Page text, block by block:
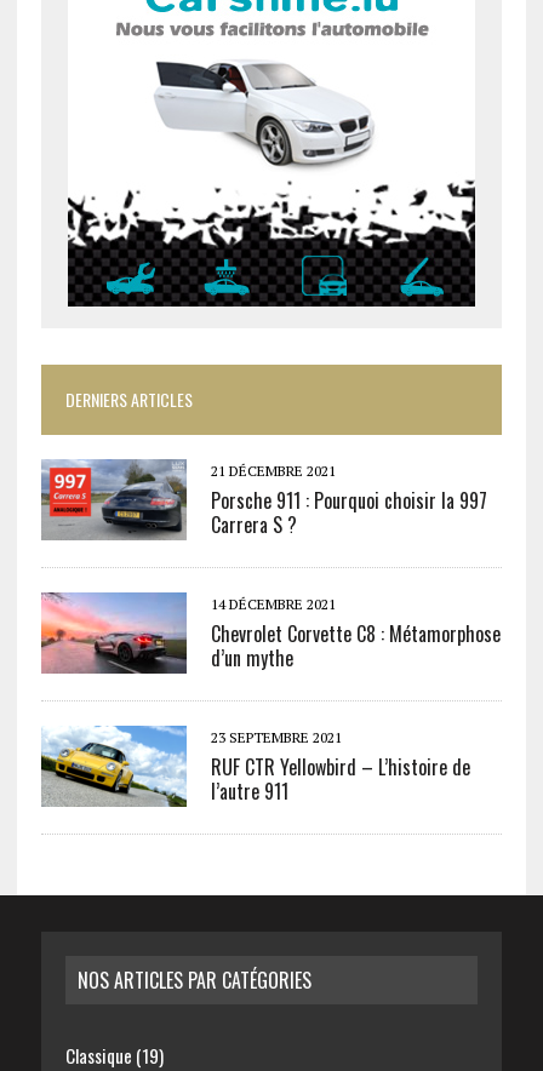
DERNIERS ARTICLES
21 DÉCEMBRE 2021
Porsche 911 : Pourquoi choisir la 997
Carrera S ?
14 DÉCEMBRE 2021
Chevrolet Corvette C8 : Métamorphose
d’un mythe
23 SEPTEMBRE 2021
RUF CTR Yellowbird – L’histoire de
l’autre 911
NOS ARTICLES PAR CATÉGORIES
Classique (19)